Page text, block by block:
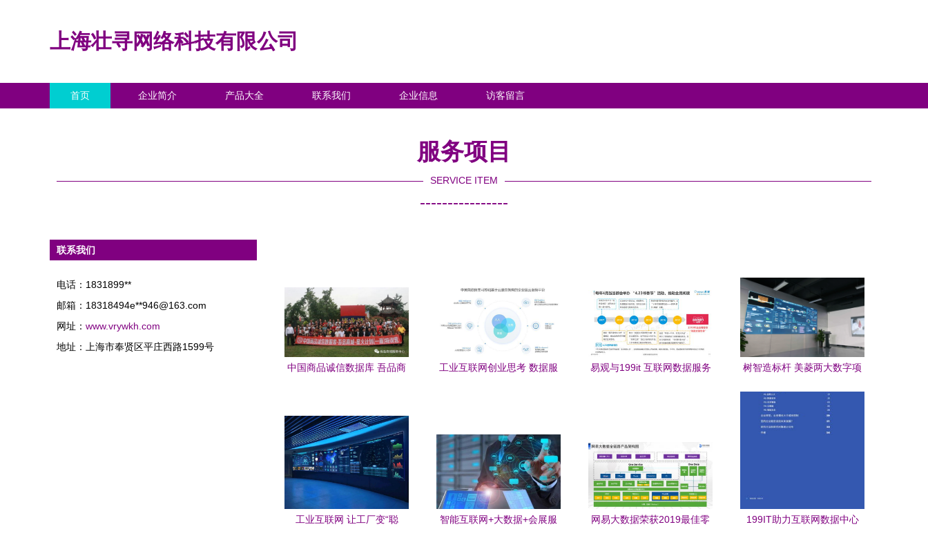
上海壮寻网络科技有限公司
首页 企业简介 产品大全 联系我们 企业信息 访客留言
服务项目
SERVICE ITEM
----------------
联系我们
电话：1831899**
邮箱：18318494e**946@163.com
网址： www.vrywkh.com
地址：上海市奉贤区平庄西路1599号
中国商品诚信数据库 吾品商
工业互联网创业思考 数据服
易观与199it 互联网数据服务
树智造标杆 美菱两大数字项
工业互联网 让工厂变“聪
智能互联网+大数据+会展服
网易大数据荣获2019最佳零
199IT助力互联网数据中心